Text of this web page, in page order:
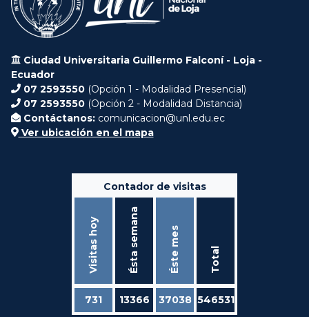
Ciudad Universitaria Guillermo Falconí - Loja -
Ecuador
07 2593550 (Opción 1 - Modalidad Presencial)
07 2593550 (Opción 2 - Modalidad Distancia)
Contáctanos: comunicacion@unl.edu.ec
Ver ubicación en el mapa
Contador de visitas
Visitas hoy Ésta semana Éste mes Total
731 13366 37038 546531